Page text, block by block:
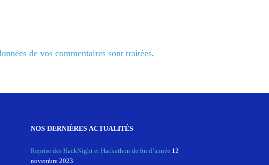
de vos commentaires sont traitées.
NOS DERNIÈRES ACTUALITÉS
Reprise des HackNight et Hackathon de fin d’année 12
novembre 2023